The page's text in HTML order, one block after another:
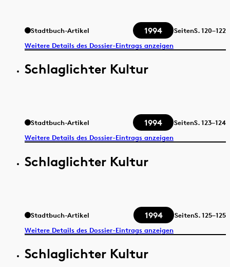
Stadtbuch-Artikel 1994 SeitenS.120–122
Weitere Details des Dossier-Eintrags anzeigen
Schlaglichter Kultur
Stadtbuch-Artikel 1994 SeitenS.123–124
Weitere Details des Dossier-Eintrags anzeigen
Schlaglichter Kultur
Stadtbuch-Artikel 1994 SeitenS.125–125
Weitere Details des Dossier-Eintrags anzeigen
Schlaglichter Kultur